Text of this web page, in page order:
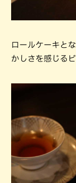
ロールケーキと
かしさを感じる